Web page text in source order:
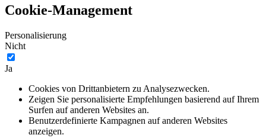
Cookie-Management
Personalisierung
Nicht
Ja
Cookies von Drittanbietern zu Analysezwecken.
Zeigen Sie personalisierte Empfehlungen basierend auf Ihrem
Surfen auf anderen Websites an.
Benutzerdefinierte Kampagnen auf anderen Websites
anzeigen.